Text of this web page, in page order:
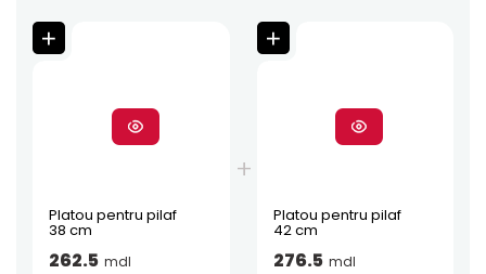
Platou pentru pilaf
38 cm
262.5 mdl
Platou pentru pilaf
42 cm
276.5 mdl